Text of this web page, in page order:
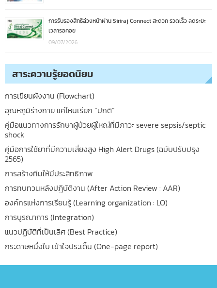
การรับรองสิทธิล่วงหน้าผ่าน Siriraj Connect สะดวก รวดเร็ว ลดระยะ
เวลารอคอย
09/07/2026
สาระความรู้ยอดนิยม
การเขียนผังงาน (Flowchart)
อุณหภูมิร่างกาย แค่ไหนเรียก “ปกติ”
คู่มือแนวทางการรักษาผู้ป่วยผู้ใหญ่ที่มีภาวะ severe sepsis/septic
shock
คู่มือการใช้ยาที่มีความเสี่ยงสูง High Alert Drugs (ฉบับปรับปรุง
2565)
การสร้างทีมให้มีประสิทธิภาพ
การทบทวนหลังปฎิบัติงาน (After Action Review : AAR)
องค์กรแห่งการเรียนรู้ (Learning organization : LO)
การบูรณาการ (Integration)
แนวปฏิบัติที่เป็นเลิศ (Best Practice)
กระดาษหนึ่งใบ เข้าใจประเด็น (One-page report)